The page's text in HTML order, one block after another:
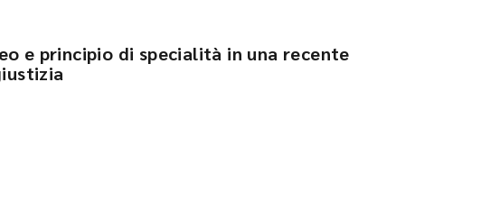
e principio di specialità in una recente